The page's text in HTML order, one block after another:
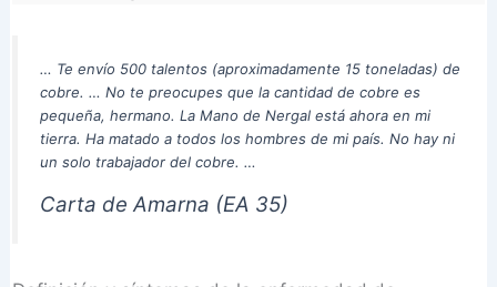
… Te envío 500 talentos (aproximadamente 15 toneladas) de
cobre. … No te preocupes que la cantidad de cobre es
pequeña, hermano. La Mano de Nergal está ahora en mi
tierra. Ha matado a todos los hombres de mi país. No hay ni
un solo trabajador del cobre. …
Carta de Amarna (EA 35)